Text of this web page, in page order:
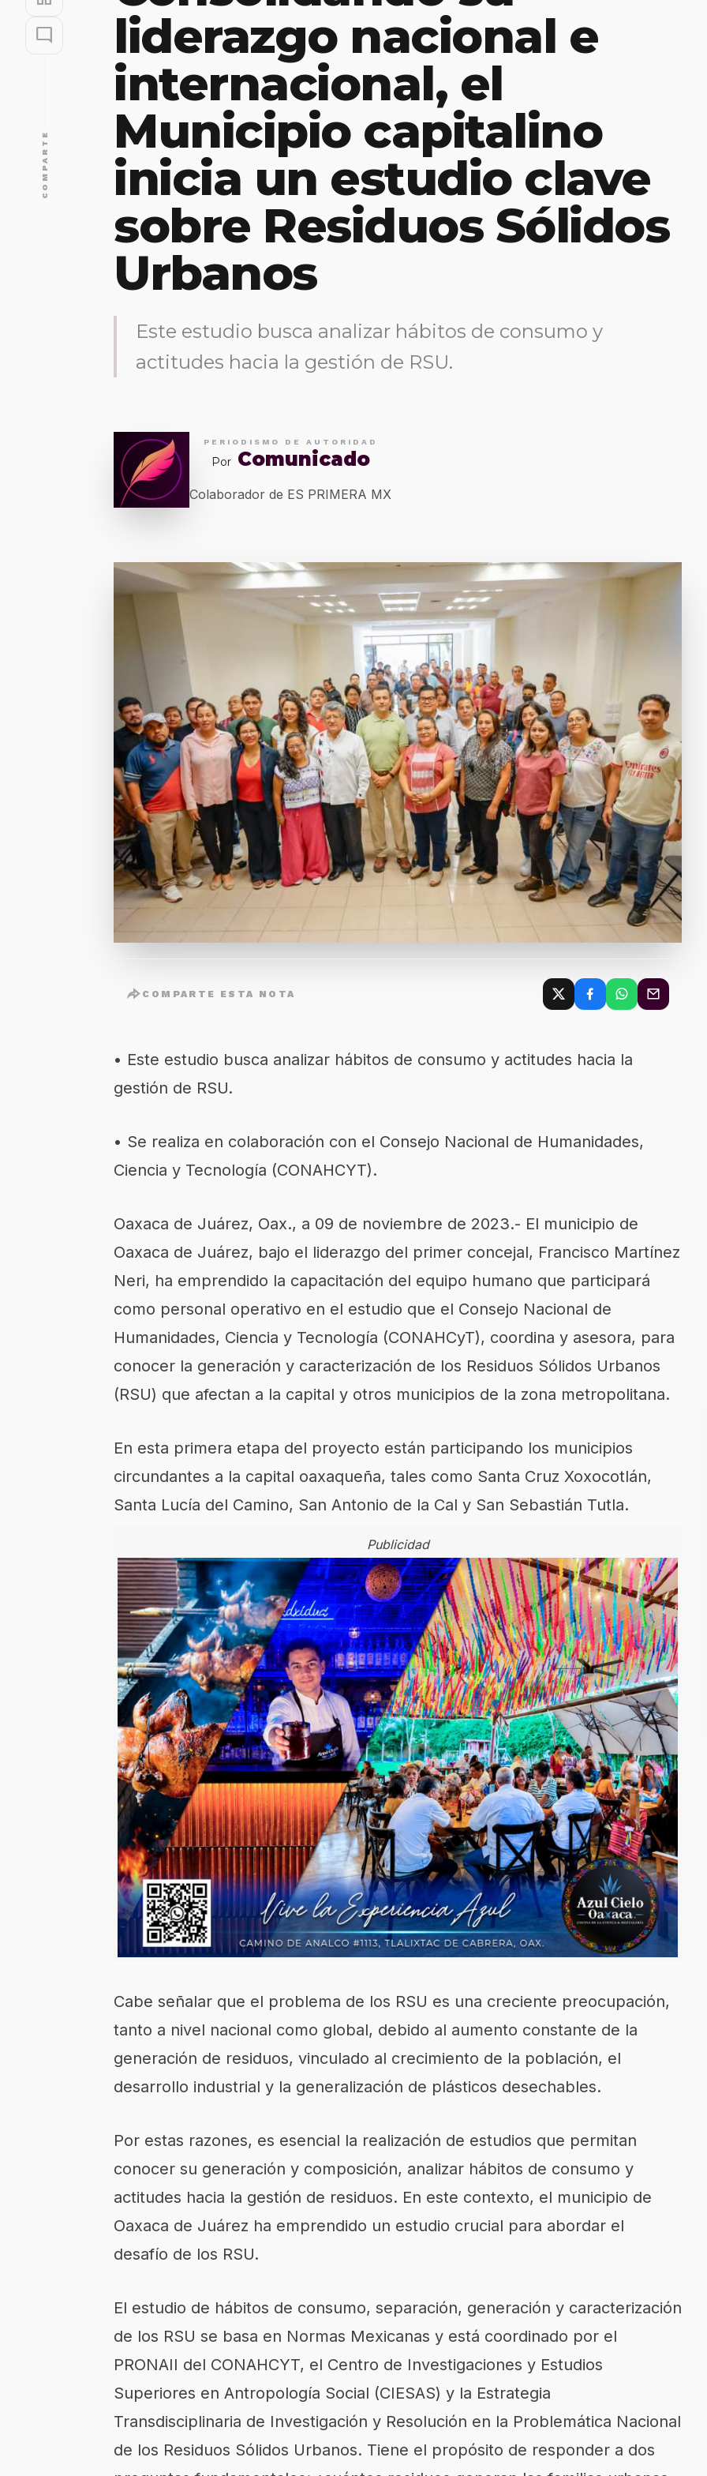
mode_comment
COMPARTE
liderazgo nacional e
internacional, el
Municipio capitalino
inicia un estudio clave
sobre Residuos Sólidos
Urbanos
Este estudio busca analizar hábitos de consumo y
actitudes hacia la gestión de RSU.
PERIODISMO DE AUTORIDAD
Por Comunicado
Colaborador de ES PRIMERA MX
COMPARTE ESTA NOTA
• Este estudio busca analizar hábitos de consumo y actitudes hacia la
gestión de RSU.
• Se realiza en colaboración con el Consejo Nacional de Humanidades,
Ciencia y Tecnología (CONAHCYT).
Oaxaca de Juárez, Oax., a 09 de noviembre de 2023.- El municipio de
Oaxaca de Juárez, bajo el liderazgo del primer concejal, Francisco Martínez
Neri, ha emprendido la capacitación del equipo humano que participará
como personal operativo en el estudio que el Consejo Nacional de
Humanidades, Ciencia y Tecnología (CONAHCyT), coordina y asesora, para
conocer la generación y caracterización de los Residuos Sólidos Urbanos
(RSU) que afectan a la capital y otros municipios de la zona metropolitana.
En esta primera etapa del proyecto están participando los municipios
circundantes a la capital oaxaqueña, tales como Santa Cruz Xoxocotlán,
Santa Lucía del Camino, San Antonio de la Cal y San Sebastián Tutla.
Publicidad
Cabe señalar que el problema de los RSU es una creciente preocupación,
tanto a nivel nacional como global, debido al aumento constante de la
generación de residuos, vinculado al crecimiento de la población, el
desarrollo industrial y la generalización de plásticos desechables.
Por estas razones, es esencial la realización de estudios que permitan
conocer su generación y composición, analizar hábitos de consumo y
actitudes hacia la gestión de residuos. En este contexto, el municipio de
Oaxaca de Juárez ha emprendido un estudio crucial para abordar el
desafío de los RSU.
El estudio de hábitos de consumo, separación, generación y caracterización
de los RSU se basa en Normas Mexicanas y está coordinado por el
PRONAII del CONAHCYT, el Centro de Investigaciones y Estudios
Superiores en Antropología Social (CIESAS) y la Estrategia
Transdisciplinaria de Investigación y Resolución en la Problemática Nacional
de los Residuos Sólidos Urbanos. Tiene el propósito de responder a dos